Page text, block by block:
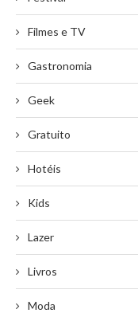
Filmes e TV
Gastronomia
Geek
Gratuito
Hotéis
Kids
Lazer
Livros
Moda